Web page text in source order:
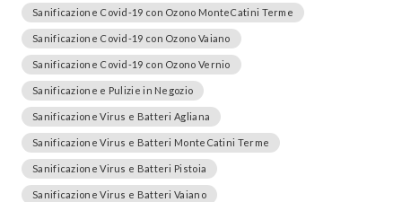
Sanificazione Covid-19 con Ozono MonteCatini Terme
Sanificazione Covid-19 con Ozono Vaiano
Sanificazione Covid-19 con Ozono Vernio
Sanificazione e Pulizie in Negozio
Sanificazione Virus e Batteri Agliana
Sanificazione Virus e Batteri MonteCatini Terme
Sanificazione Virus e Batteri Pistoia
Sanificazione Virus e Batteri Vaiano